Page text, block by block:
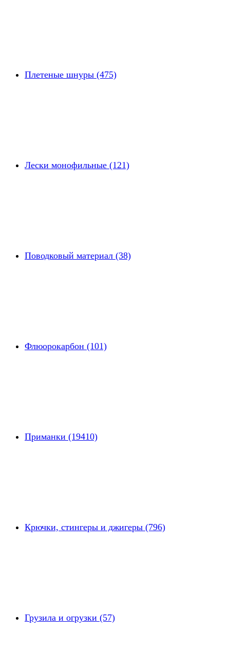
Плетеные шнуры (475)
Лески монофильные (121)
Поводковый материал (38)
Флюорокарбон (101)
Приманки (19410)
Крючки, стингеры и джигеры (796)
Грузила и огрузки (57)